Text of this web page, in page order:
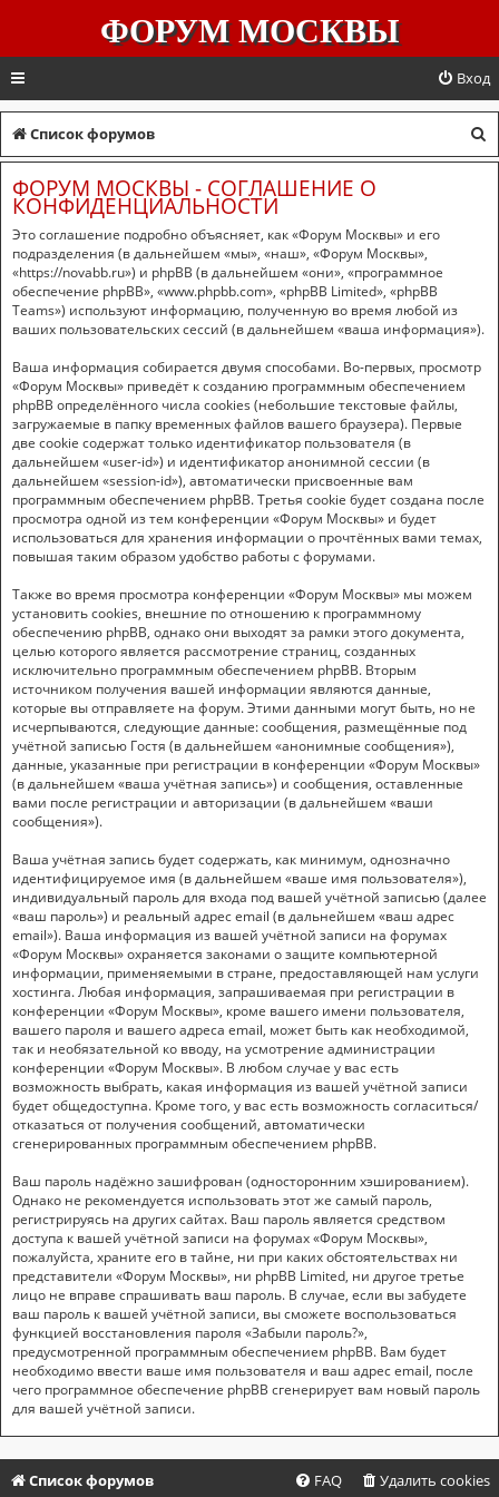
ФОРУМ МОСКВЫ
Вход
Список форумов
о
ФОРУМ МОСКВЫ - СОГЛАШЕНИЕ О
КОНФИДЕНЦИАЛЬНОСТИ
Это соглашение подробно объясняет, как «Форум Москвы» и его
подразделения (в дальнейшем «мы», «наш», «Форум Москвы»,
«https://novabb.ru») и phpBB (в дальнейшем «они», «программное
обеспечение phpBB», «www.phpbb.com», «phpBB Limited», «phpBB
Teams») используют информацию, полученную во время любой из
ваших пользовательских сессий (в дальнейшем «ваша информация»).
Ваша информация собирается двумя способами. Во-первых, просмотр
«Форум Москвы» приведёт к созданию программным обеспечением
phpBB определённого числа cookies (небольшие текстовые файлы,
загружаемые в папку временных файлов вашего браузера). Первые
две cookie содержат только идентификатор пользователя (в
дальнейшем «user-id») и идентификатор анонимной сессии (в
дальнейшем «session-id»), автоматически присвоенные вам
программным обеспечением phpBB. Третья cookie будет создана после
просмотра одной из тем конференции «Форум Москвы» и будет
использоваться для хранения информации о прочтённых вами темах,
повышая таким образом удобство работы с форумами.
Также во время просмотра конференции «Форум Москвы» мы можем
установить cookies, внешние по отношению к программному
обеспечению phpBB, однако они выходят за рамки этого документа,
целью которого является рассмотрение страниц, созданных
исключительно программным обеспечением phpBB. Вторым
источником получения вашей информации являются данные,
которые вы отправляете на форум. Этими данными могут быть, но не
исчерпываются, следующие данные: сообщения, размещённые под
учётной записью Гостя (в дальнейшем «анонимные сообщения»),
данные, указанные при регистрации в конференции «Форум Москвы»
(в дальнейшем «ваша учётная запись») и сообщения, оставленные
вами после регистрации и авторизации (в дальнейшем «ваши
сообщения»).
Ваша учётная запись будет содержать, как минимум, однозначно
идентифицируемое имя (в дальнейшем «ваше имя пользователя»),
индивидуальный пароль для входа под вашей учётной записью (далее
«ваш пароль») и реальный адрес email (в дальнейшем «ваш адрес
email»). Ваша информация из вашей учётной записи на форумах
«Форум Москвы» охраняется законами о защите компьютерной
информации, применяемыми в стране, предоставляющей нам услуги
хостинга. Любая информация, запрашиваемая при регистрации в
конференции «Форум Москвы», кроме вашего имени пользователя,
вашего пароля и вашего адреса email, может быть как необходимой,
так и необязательной ко вводу, на усмотрение администрации
конференции «Форум Москвы». В любом случае у вас есть
возможность выбрать, какая информация из вашей учётной записи
будет общедоступна. Кроме того, у вас есть возможность согласиться/
отказаться от получения сообщений, автоматически
сгенерированных программным обеспечением phpBB.
Ваш пароль надёжно зашифрован (односторонним хэшированием).
Однако не рекомендуется использовать этот же самый пароль,
регистрируясь на других сайтах. Ваш пароль является средством
доступа к вашей учётной записи на форумах «Форум Москвы»,
пожалуйста, храните его в тайне, ни при каких обстоятельствах ни
представители «Форум Москвы», ни phpBB Limited, ни другое третье
лицо не вправе спрашивать ваш пароль. В случае, если вы забудете
ваш пароль к вашей учётной записи, вы сможете воспользоваться
функцией восстановления пароля «Забыли пароль?»,
предусмотренной программным обеспечением phpBB. Вам будет
необходимо ввести ваше имя пользователя и ваш адрес email, после
чего программное обеспечение phpBB сгенерирует вам новый пароль
для вашей учётной записи.
Список форумов Удалить cookies
FAQ